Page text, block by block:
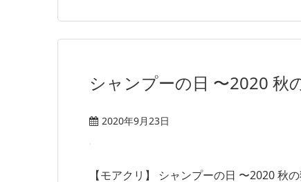
シャンプーの日 〜2020 秋
2020年9月23日
【モアクリ】 シャンプーの日 〜2020 秋